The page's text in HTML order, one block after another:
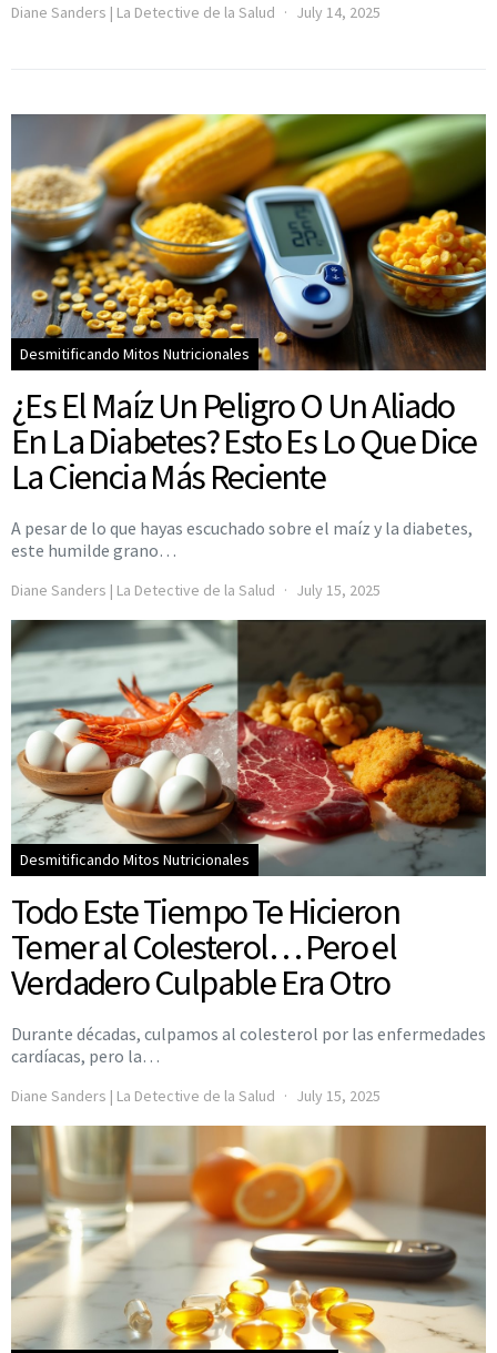
Diane Sanders | La Detective de la Salud July 14, 2025
Desmitificando Mitos Nutricionales
¿Es El Maíz Un Peligro O Un Aliado
En La Diabetes? Esto Es Lo Que Dice
La Ciencia Más Reciente
A pesar de lo que hayas escuchado sobre el maíz y la diabetes,
este humilde grano…
Diane Sanders | La Detective de la Salud July 15, 2025
Desmitificando Mitos Nutricionales
Todo Este Tiempo Te Hicieron
Temer al Colesterol… Pero el
Verdadero Culpable Era Otro
Durante décadas, culpamos al colesterol por las enfermedades
cardíacas, pero la…
Diane Sanders | La Detective de la Salud July 15, 2025